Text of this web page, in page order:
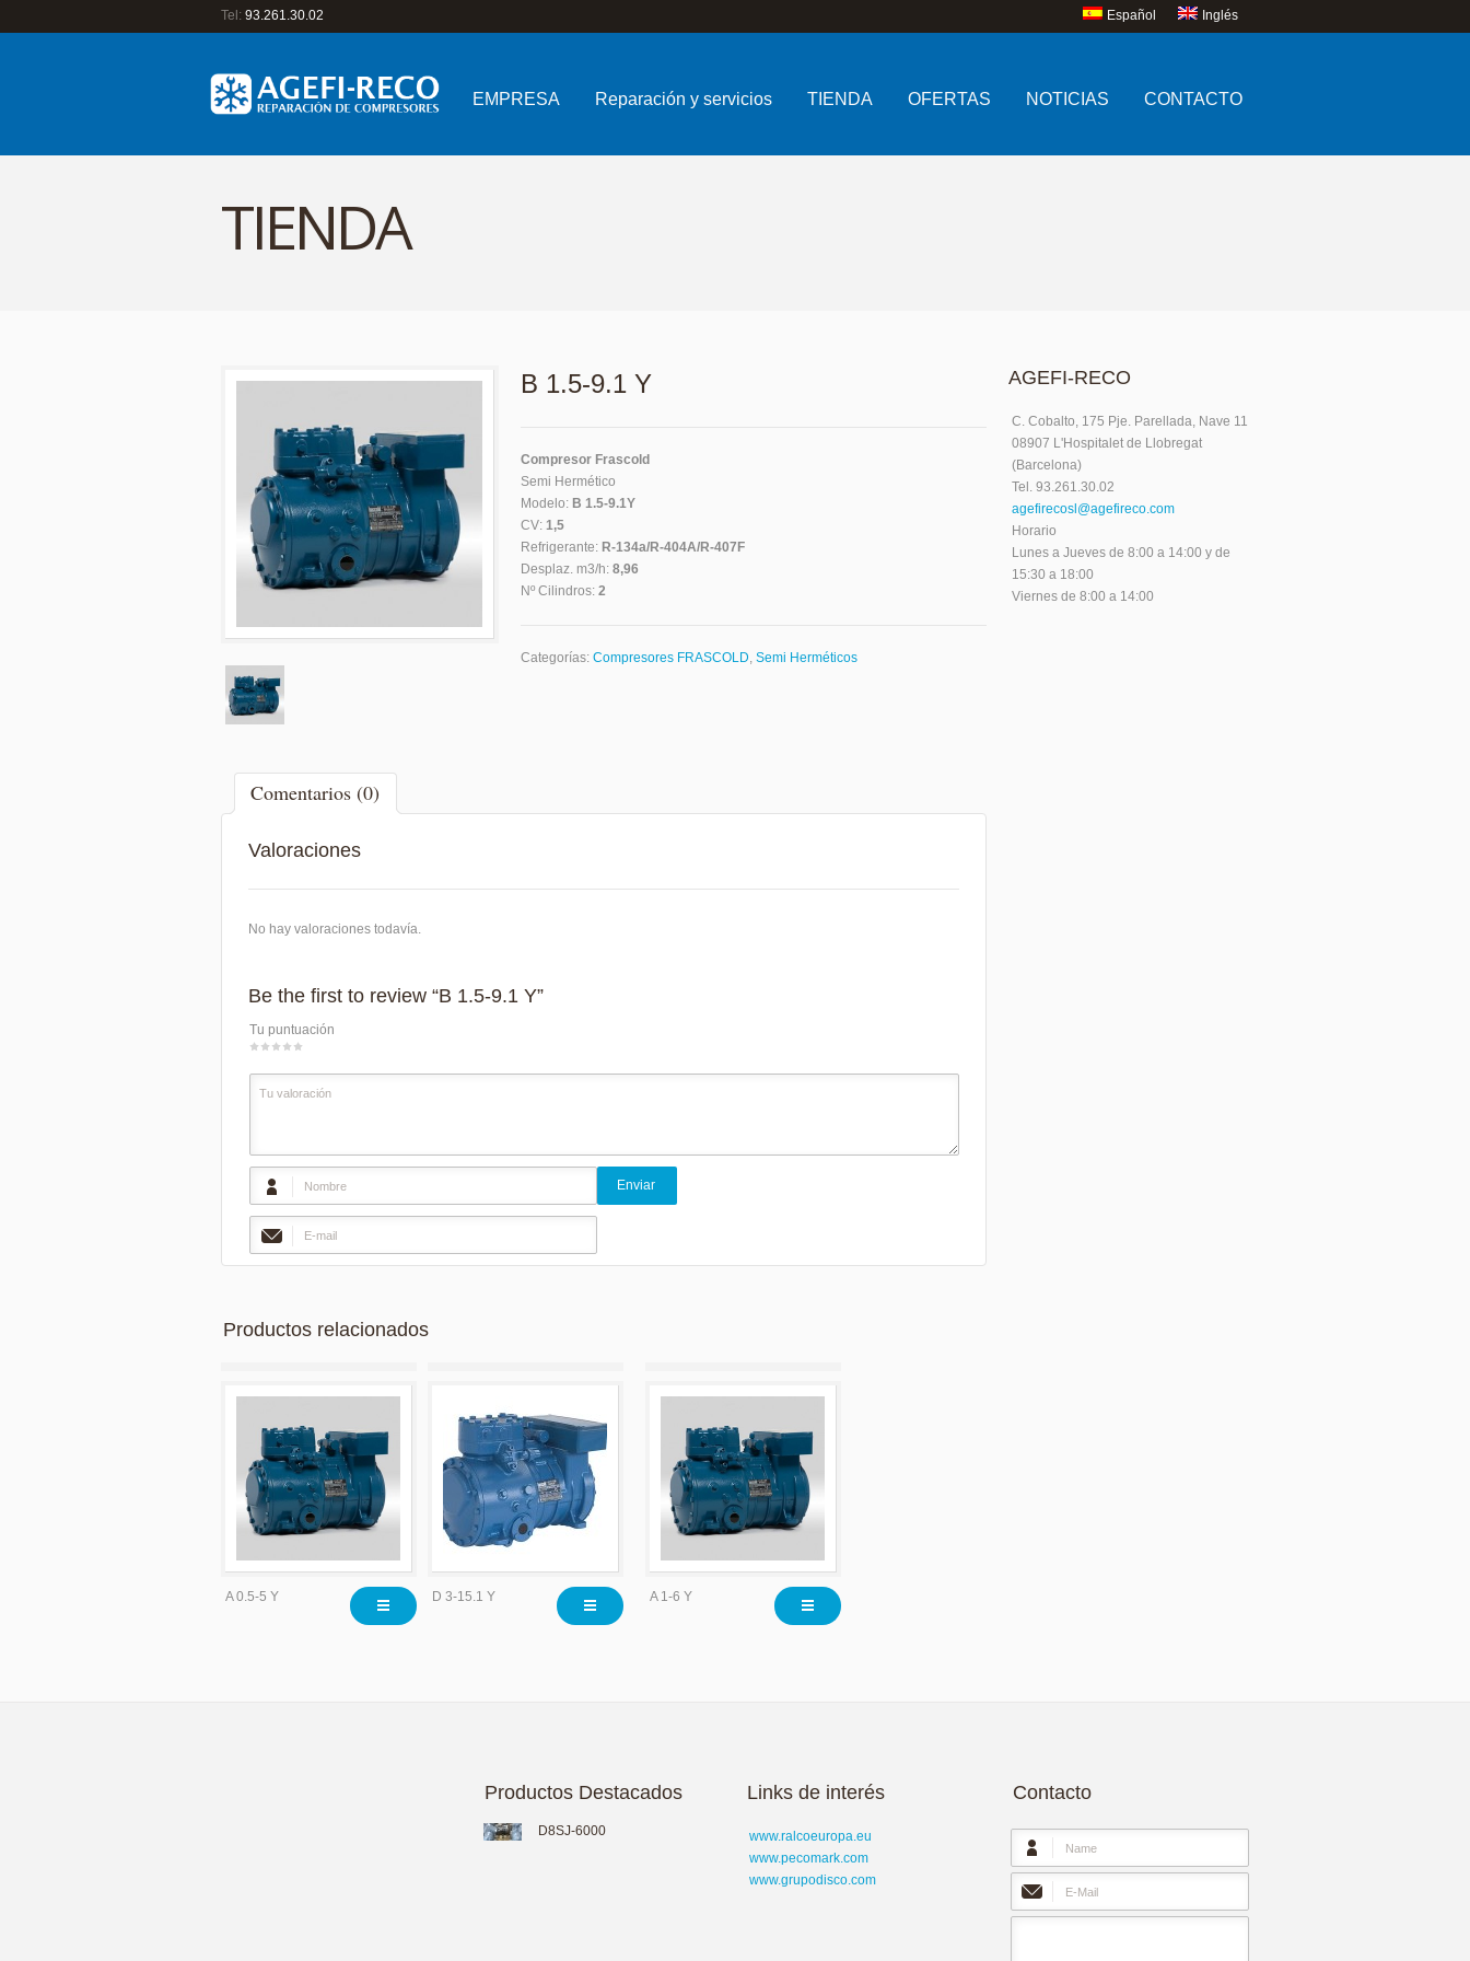
Tel: 93.261.30.02 Español Inglés
EMPRESA Reparación y servicios TIENDA OFERTAS NOTICIAS CONTACTO
TIENDA
B 1.5-9.1 Y
Compresor Frascold
Semi Hermético
Modelo: B 1.5-9.1Y
CV: 1,5
Refrigerante: R-134a/R-404A/R-407F
Desplaz. m3/h: 8,96
Nº Cilindros: 2
Categorías: Compresores FRASCOLD, Semi Herméticos
Comentarios (0)
Valoraciones
No hay valoraciones todavía.
Be the first to review “B 1.5-9.1 Y”
Tu puntuación
Productos relacionados
A 0.5-5 Y D 3-15.1 Y A 1-6 Y
AGEFI-RECO
C. Cobalto, 175 Pje. Parellada, Nave 11
08907 L'Hospitalet de Llobregat
(Barcelona)
Tel. 93.261.30.02
agefirecosl@agefireco.com
Horario
Lunes a Jueves de 8:00 a 14:00 y de
15:30 a 18:00
Viernes de 8:00 a 14:00
Productos Destacados
D8SJ-6000
Links de interés
www.ralcoeuropa.eu
www.pecomark.com
www.grupodisco.com
Contacto